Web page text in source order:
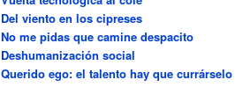
Del viento en los cipreses
No me pidas que camine despacito
Deshumanización social
Querido ego: el talento hay que currárselo